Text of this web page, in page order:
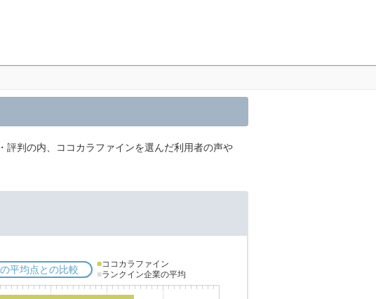
評判の内、ココカラファインを選んだ利用者の声や
平均点との比較 ■ココカラファイン
■ランクイン企業の平均